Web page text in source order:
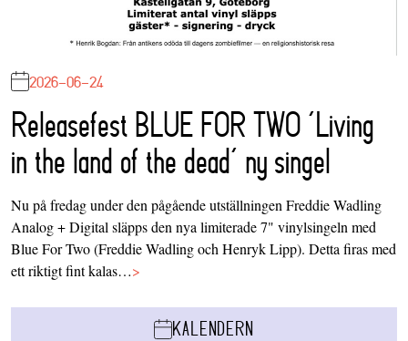
2026-06-24
Releasefest BLUE FOR TWO ‘Living
in the land of the dead’ ny singel
Nu på fredag under den pågående utställningen Freddie Wadling
Analog + Digital släpps den nya limiterade 7" vinylsingeln med
Blue For Two (Freddie Wadling och Henryk Lipp). Detta firas med
ett riktigt fint kalas…>
KALENDERN